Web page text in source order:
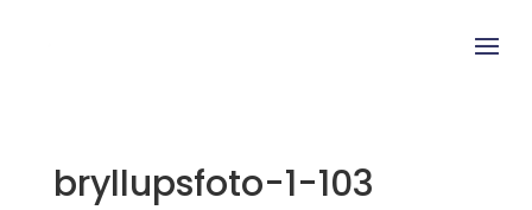
bryllupsfoto-1-103